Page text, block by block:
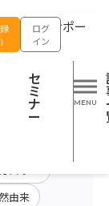
開発をサポー
ログ
イン
セ
ミ
ナ
ー
工海藻類
原料・絞り込み検
索
由来